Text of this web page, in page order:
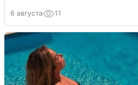
6 августа 11